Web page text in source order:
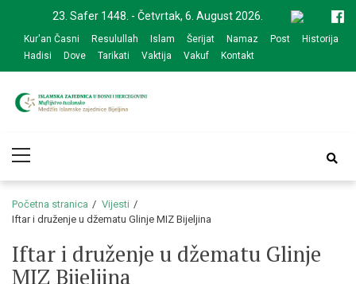
navigation
content
23. Safer 1448. - Četvrtak, 6. August 2026.
Kur'an Časni Resulullah Islam Šerijat Namaz Post
Historija
Hadisi
Dove Tarikati Vaktija Vakuf Kontakt
zajednice Bijeljina
Menu
Početna stranica
Vijesti
Iftar i druženje u džematu Glinje MIZ Bijeljina
Iftar i druženje u džematu Glinje
MIZ Bijeljina